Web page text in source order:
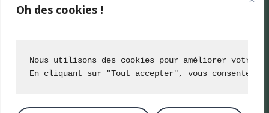
Oh des cookies !
Nous utilisons des cookies pour améliorer
En cliquant sur "Tout accepter", vous consentez
Privacy Policy